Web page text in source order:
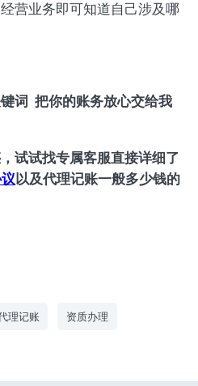
营业务即可知道自己涉及哪
词 把你的账务放心交给我
试试找专属客服直接详细了
以及代理记账一般多少钱的
理记账 资质办理